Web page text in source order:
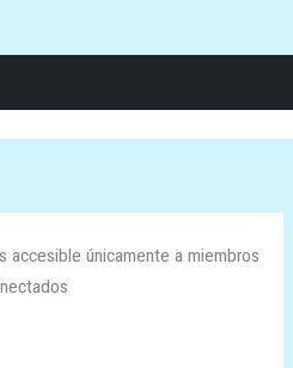
accesible únicamente a miembros